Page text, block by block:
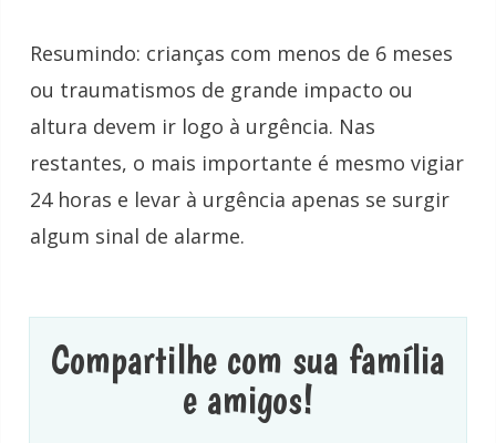
Resumindo: crianças com menos de 6 meses
ou traumatismos de grande impacto ou
altura devem ir logo à urgência. Nas
restantes, o mais importante é mesmo vigiar
24 horas e levar à urgência apenas se surgir
algum sinal de alarme.
Compartilhe com sua família
e amigos!